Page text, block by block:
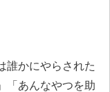
誰かにやらされた
「あんなやつを助